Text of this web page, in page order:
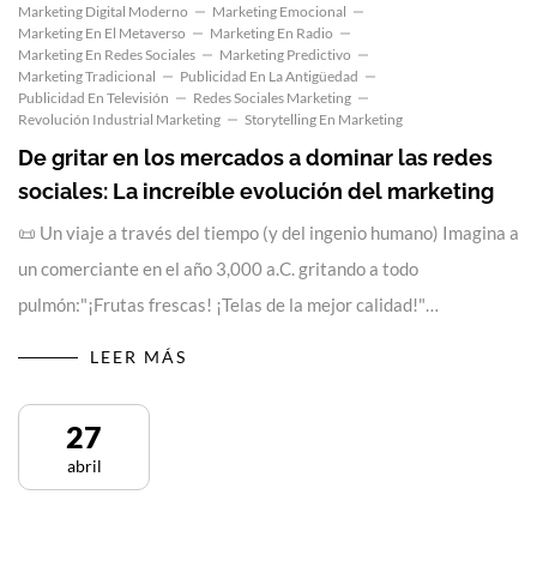
Marketing Digital Moderno
Marketing Emocional
Marketing En El Metaverso
Marketing En Radio
Marketing En Redes Sociales
Marketing Predictivo
Marketing Tradicional
Publicidad En La Antigüedad
Publicidad En Televisión
Redes Sociales Marketing
Revolución Industrial Marketing
Storytelling En Marketing
De gritar en los mercados a dominar las redes
sociales: La increíble evolución del marketing
📜 Un viaje a través del tiempo (y del ingenio humano) Imagina a
un comerciante en el año 3,000 a.C. gritando a todo
pulmón:"¡Frutas frescas! ¡Telas de la mejor calidad!"…
LEER MÁS
27
abril